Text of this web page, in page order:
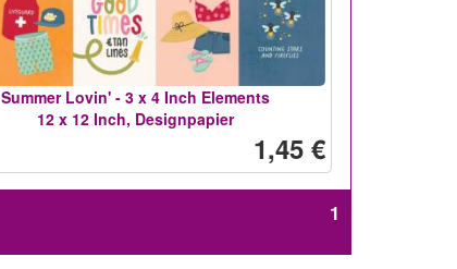
Summer Lovin' - 3 x 4 Inch Elements
12 x 12 Inch, Designpapier
1,45 €
1